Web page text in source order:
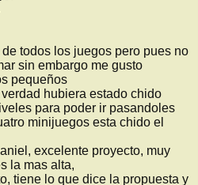
sin embargo me gusto
para poder ir pasandoles
minijuegos esta chido el
la mas alta,